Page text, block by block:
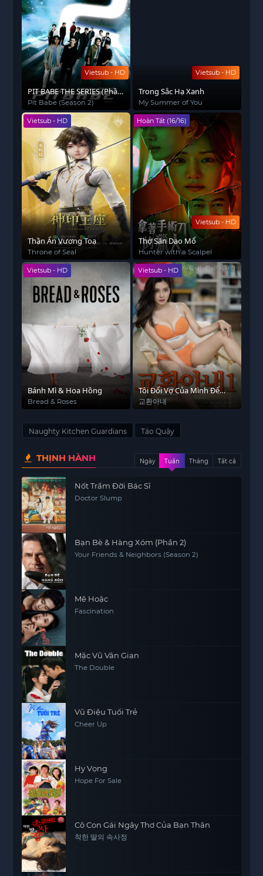
Vietsub - HD
PIT BABE THE SERIES (Phần
2)
Pit Babe (Season 2)
Vietsub - HD
Trong Sắc Hạ Xanh
My Summer of You
Vietsub - HD
Thần Ấn Vương Toạ
Throne of Seal
Vietsub - HD
Hoàn Tất (16/16)
Thợ Săn Dao Mổ
Hunter with a Scalpel
Vietsub - HD
Bánh Mì & Hoa Hồng
Bread & Roses
Vietsub - HD
Tôi Đổi Vợ Của Mình Để
Đền Bù Bức Tranh
교환아내
Naughty Kitchen Guardians Táo Quậy
THỊNH HÀNH Ngày Tuần Tháng Tất cả
Nốt Trầm Đời Bác Sĩ
Doctor Slump
Bạn Bè & Hàng Xóm (Phần 2)
Your Friends & Neighbors (Season 2)
Mê Hoặc
Fascination
Mặc Vũ Vân Gian
The Double
Vũ Điệu Tuổi Trẻ
Cheer Up
Hy Vọng
Hope For Sale
Cô Con Gái Ngây Thơ Của Bạn Thân
착한 딸의 속사정